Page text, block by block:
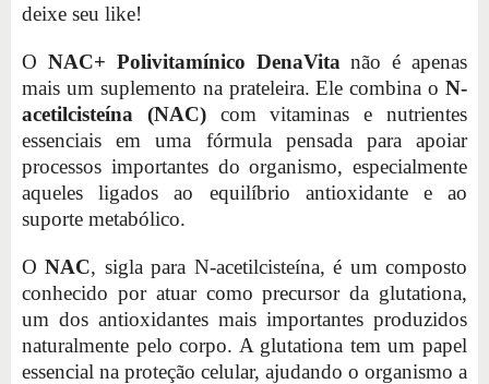
deixe seu like!
O NAC+ Polivitamínico DenaVita não é apenas
mais um suplemento na prateleira. Ele combina o N-
acetilcisteína (NAC)com vitaminas e nutrientes
essenciais em uma fórmula pensada para apoiar
processos importantes do organismo, especialmente
aqueles ligados ao equilíbrio antioxidante e ao
suporte metabólico.
ONAC, sigla para N-acetilcisteína, é um composto
conhecido por atuar como precursor da glutationa,
um dos antioxidantes mais importantes produzidos
naturalmente pelo corpo. A glutationa tem um papel
essencial na proteção celular, ajudando o organismo a